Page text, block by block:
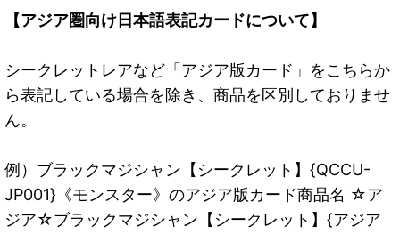
【アジア圏向け日本語表記カードについて】
シークレットレアなど「アジア版カード」をこちらか
ら表記している場合を除き、商品を区別しておりませ
ん。
例）ブラックマジシャン【シークレット】{QCCU-
JP001}《モンスター》のアジア版カード商品名 ☆ア
ジア☆ブラックマジシャン【シークレット】{アジア